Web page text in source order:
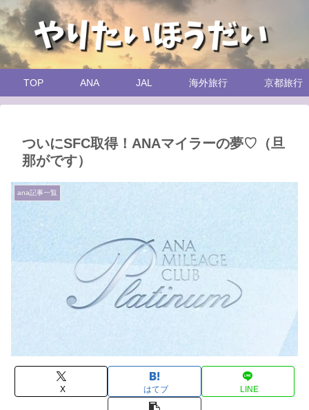
TOP ANA JAL 海外旅行 京都旅行
ついにSFC取得！ANAマイラーの夢♡（旦
那がです）
ana記事一覧
X はてブ LINE